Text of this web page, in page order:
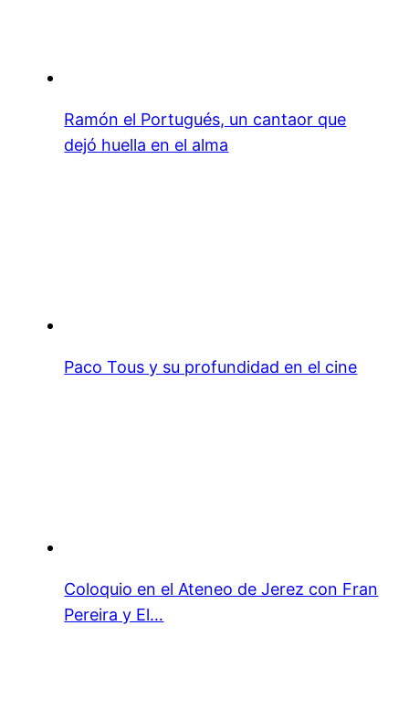
Ramón el Portugués, un cantaor que
dejó huella en el alma
Paco Tous y su profundidad en el cine
Coloquio en el Ateneo de Jerez con Fran
Pereira y El…